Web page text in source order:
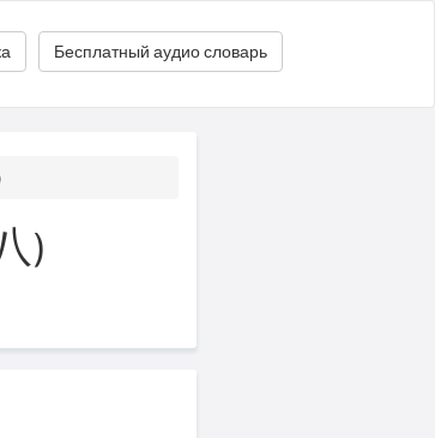
Бесплатный аудио словарь
)